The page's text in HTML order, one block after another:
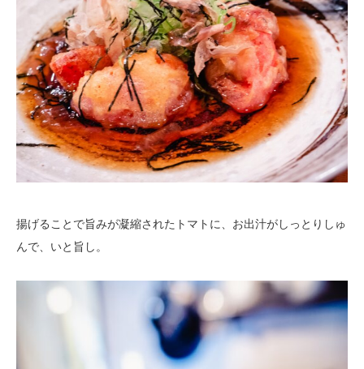
揚げることで旨みが凝縮されたトマトに、お出汁がしっとりしゅ
んで、いと旨し。